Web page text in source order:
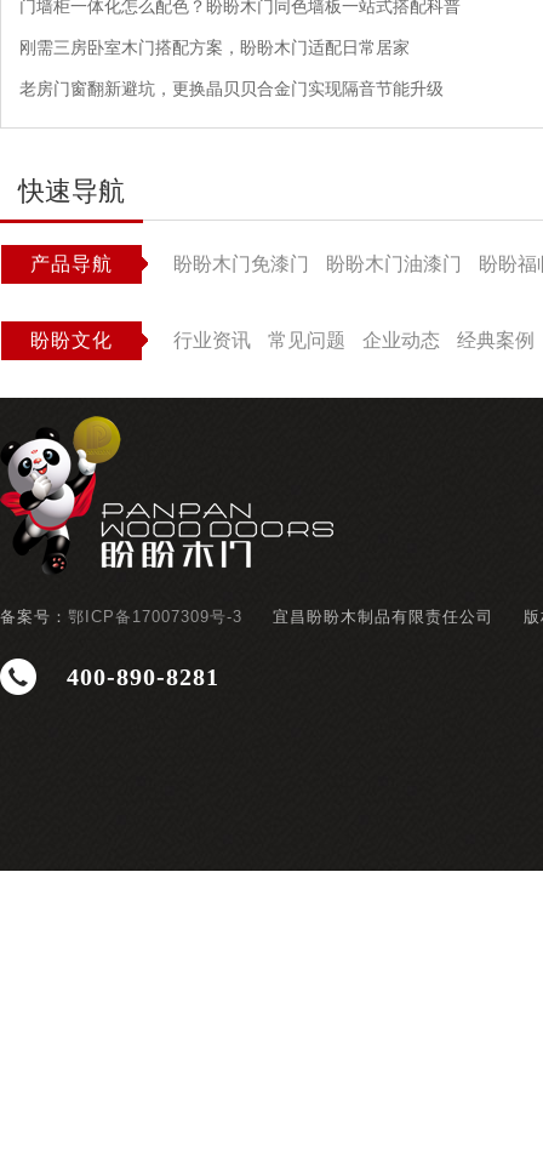
门墙柜一体化怎么配色？盼盼木门同色墙板一站式搭配科普
刚需三房卧室木门搭配方案，盼盼木门适配日常居家
老房门窗翻新避坑，更换晶贝贝合金门实现隔音节能升级
快速导航
产品导航 盼盼木门免漆门 盼盼木门油漆门 盼盼福
盼盼文化 行业资讯 常见问题 企业动态 经典案例
备案号： 鄂ICP备17007309号-3 宜昌盼盼木制品有限责任公司
400-890-8281